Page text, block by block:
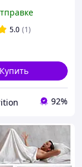
для
5.0 (1)
Купить
92%